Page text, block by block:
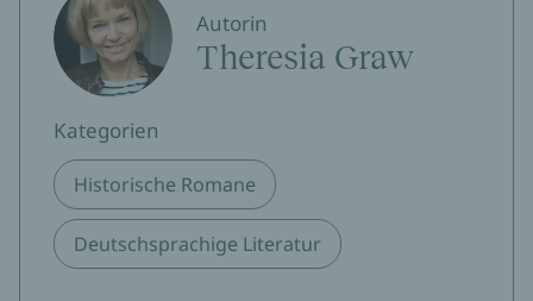
Autorin
Theresia Graw
Kategorien
Historische Romane
Deutschsprachige Literatur